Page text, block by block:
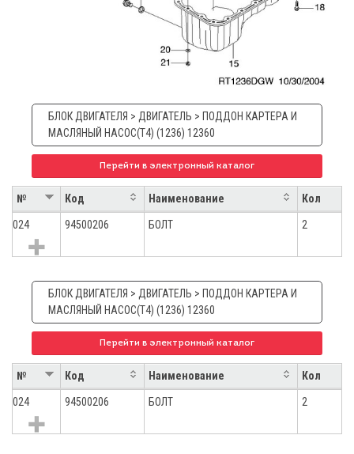
БЛОК ДВИГАТЕЛЯ > ДВИГАТЕЛЬ > ПОДДОН КАРТЕРА И
МАСЛЯНЫЙ НАСОС(T4) (1236) 12360
Перейти в электронный каталог
№ Код Наименование Кол
024 94500206 БОЛТ 2
БЛОК ДВИГАТЕЛЯ > ДВИГАТЕЛЬ > ПОДДОН КАРТЕРА И
МАСЛЯНЫЙ НАСОС(T4) (1236) 12360
Перейти в электронный каталог
№ Код Наименование Кол
024 94500206 БОЛТ 2